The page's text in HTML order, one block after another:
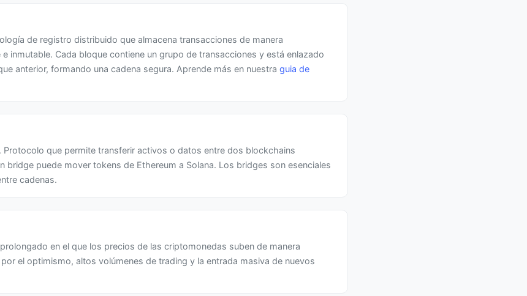
de registro distribuido que almacena transacciones de manera
inmutable. Cada bloque contiene un grupo de transacciones y está enlazado
anterior, formando una cadena segura. Aprende más en nuestra guia de
Protocolo que permite transferir activos o datos entre dos blockchains
bridge puede mover tokens de Ethereum a Solana. Los bridges son esenciales
cadenas.
en el que los precios de las criptomonedas suben de manera
el optimismo, altos volúmenes de trading y la entrada masiva de nuevos